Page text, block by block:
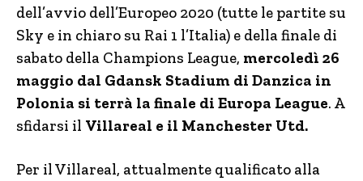
dell’avvio dell’Europeo 2020 (tutte le partite su
Sky e in chiaro su Rai 1 l’Italia) e della finale di
sabato della Champions League, mercoledì 26
maggio dal Gdansk Stadium di Danzica in
Polonia si terrà la finale di Europa League. A
sfidarsi il Villareal e il Manchester Utd.
Per il Villareal, attualmente qualificato alla